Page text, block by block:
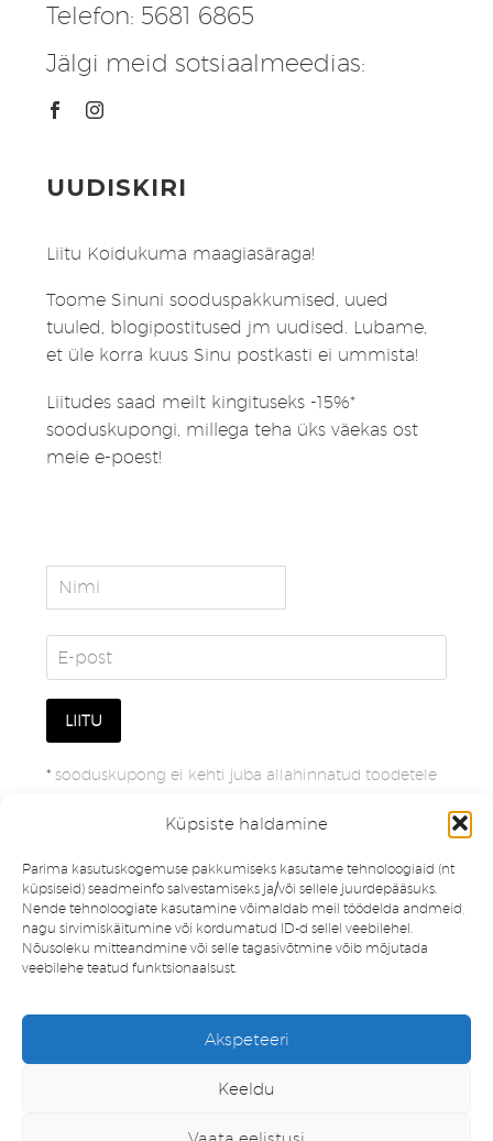
Küpsiste haldamine
Parima kasutuskogemuse pakkumiseks kasutame tehnoloogiaid (nt
küpsiseid) seadmeinfo salvestamiseks ja/või sellele juurdepääsuks.
Nende tehnoloogiate kasutamine võimaldab meil töödelda andmeid,
nagu sirvimiskäitumine või kordumatud ID-d sellel veebilehel.
Nõusoleku mitteandmine või selle tagasivõtmine võib mõjutada
veebilehe teatud funktsionaalsust.
Akspeteeri
Keeldu
Telefon: 5681 6865
Jälgi meid sotsiaalmeedias:
UUDISKIRI
Liitu Koidukuma maagiasäraga!
Toome Sinuni sooduspakkumised, uued
tuuled, blogipostitused jm uudised. Lubame,
et üle korra kuus Sinu postkasti ei ummista!
Liitudes saad meilt kingituseks -15%*
sooduskupongi, millega teha üks väekas ost
meie e-poest!
* sooduskupong ei kehti juba allahinnatud toodetele
Müügitingimused Privaatsuspoliitika
Minu konto Soovinimekiri